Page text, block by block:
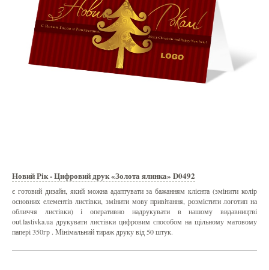
Новий Рік - Цифровий друк «Золота ялинка» D0492
є готовий дизайн, який можна адаптувати за бажанням клієнта (змінити колір
основних елементів листівки, змінити мову привітання, розмістити логотип на
обличчя листівки) і оперативно надрукувати в нашому видавництві
out.lastivka.ua друкувати листівки цифровим способом на щільному матовому
папері 350гр . Мінімальний тираж друку від 50 штук.